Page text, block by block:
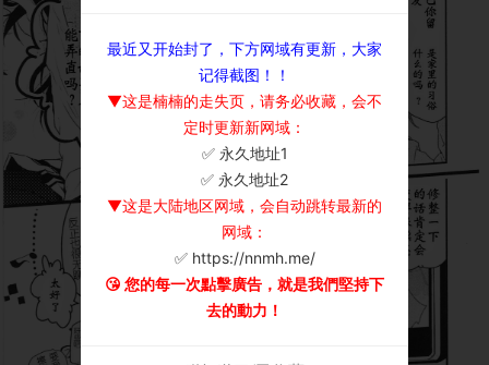
最近又开始封了，下方网域有更新，大家
记得截图！！
▼这是楠楠的走失页，请务必收藏，会不
定时更新新网域：
✅ 永久地址1
✅ 永久地址2
▼这是大陆地区网域，会自动跳转最新的
网域：
✅ https://nnmh.me/
😘 您的每一次點擊廣告，就是我們堅持下
去的動力！